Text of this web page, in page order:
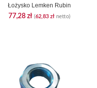
Łożysko Lemken Rubin
77,28 zł (62,83 zł netto)